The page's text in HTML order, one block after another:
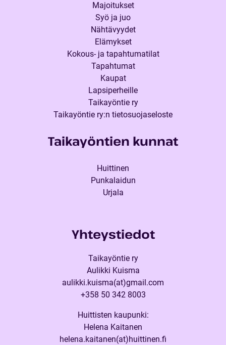
Majoitukset
Syö ja juo
Nähtävyydet
Elämykset
Kokous- ja tapahtumatilat
Tapahtumat
Kaupat
Lapsiperheille
Taikayöntie ry
Taikayöntie ry:n tietosuojaseloste
Taikayöntien kunnat
Huittinen
Punkalaidun
Urjala
Yhteystiedot
Taikayöntie ry
Aulikki Kuisma
aulikki.kuisma(at)gmail.com
+358 50 342 8003
Huittisten kaupunki:
Helena Kaitanen
helena.kaitanen(at)huittinen.fi